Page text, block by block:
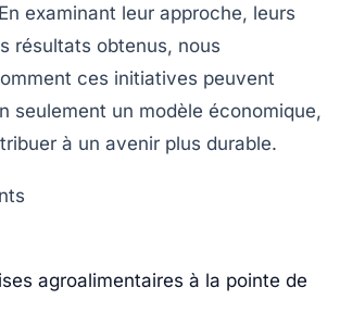
examinant leur approche, leurs
résultats obtenus, nous
ces initiatives peuvent
seulement un modèle économique,
à un avenir plus durable.
agroalimentaires à la pointe de